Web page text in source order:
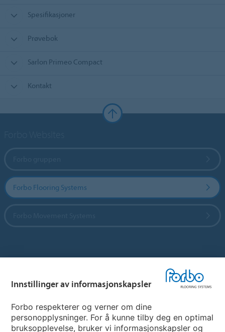
Spesifikasjoner
Prøvebok
Sarlon Primeo Compact
Kontakt
Forbo Flooring Systems
Hjemmeside per land
Velg land
My Forbo
Innstillinger av informasjonskapsler
Forbo respekterer og verner om dine
personopplysninger. For å kunne tilby deg en optimal
bruksopplevelse, bruker vi informasjonskapsler og